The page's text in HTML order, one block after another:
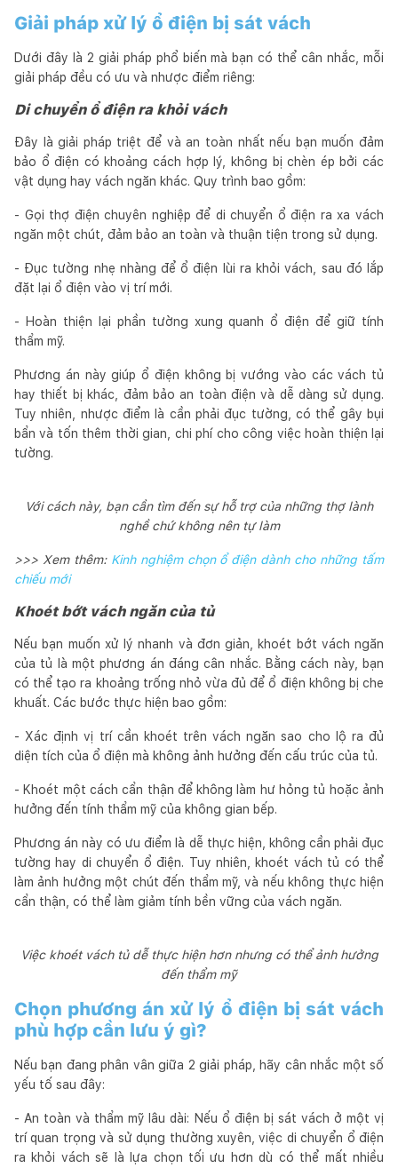
Giải pháp xử lý ổ điện bị sát vách
Dưới đây là 2 giải pháp phổ biến mà bạn có thể cân nhắc, mỗi
giải pháp đều có ưu và nhược điểm riêng:
Di chuyển ổ điện ra khỏi vách
Đây là giải pháp triệt để và an toàn nhất nếu bạn muốn đảm
bảo ổ điện có khoảng cách hợp lý, không bị chèn ép bởi các
vật dụng hay vách ngăn khác. Quy trình bao gồm:
- Gọi thợ điện chuyên nghiệp để di chuyển ổ điện ra xa vách
ngăn một chút, đảm bảo an toàn và thuận tiện trong sử dụng.
- Đục tường nhẹ nhàng để ổ điện lùi ra khỏi vách, sau đó lắp
đặt lại ổ điện vào vị trí mới.
- Hoàn thiện lại phần tường xung quanh ổ điện để giữ tính
thẩm mỹ.
Phương án này giúp ổ điện không bị vướng vào các vách tủ
hay thiết bị khác, đảm bảo an toàn điện và dễ dàng sử dụng.
Tuy nhiên, nhược điểm là cần phải đục tường, có thể gây bụi
bẩn và tốn thêm thời gian, chi phí cho công việc hoàn thiện lại
tường.
Với cách này, bạn cần tìm đến sự hỗ trợ của những thợ lành
nghề chứ không nên tự làm
>>> Xem thêm: Kinh nghiệm chọn ổ điện dành cho những tấm
chiếu mới
Khoét bớt vách ngăn của tủ
Nếu bạn muốn xử lý nhanh và đơn giản, khoét bớt vách ngăn
của tủ là một phương án đáng cân nhắc. Bằng cách này, bạn
có thể tạo ra khoảng trống nhỏ vừa đủ để ổ điện không bị che
khuất. Các bước thực hiện bao gồm:
- Xác định vị trí cần khoét trên vách ngăn sao cho lộ ra đủ
diện tích của ổ điện mà không ảnh hưởng đến cấu trúc của tủ.
- Khoét một cách cẩn thận để không làm hư hỏng tủ hoặc ảnh
hưởng đến tính thẩm mỹ của không gian bếp.
Phương án này có ưu điểm là dễ thực hiện, không cần phải đục
tường hay di chuyển ổ điện. Tuy nhiên, khoét vách tủ có thể
làm ảnh hưởng một chút đến thẩm mỹ, và nếu không thực hiện
cẩn thận, có thể làm giảm tính bền vững của vách ngăn.
Việc khoét vách tủ dễ thực hiện hơn nhưng có thể ảnh hưởng
đến thẩm mỹ
Chọn phương án xử lý ổ điện bị sát vách
phù hợp cần lưu ý gì?
Nếu bạn đang phân vân giữa 2 giải pháp, hãy cân nhắc một số
yếu tố sau đây:
- An toàn và thẩm mỹ lâu dài: Nếu ổ điện bị sát vách ở một vị
trí quan trọng và sử dụng thường xuyên, việc di chuyển ổ điện
ra khỏi vách sẽ là lựa chọn tối ưu hơn dù có thể mất nhiều